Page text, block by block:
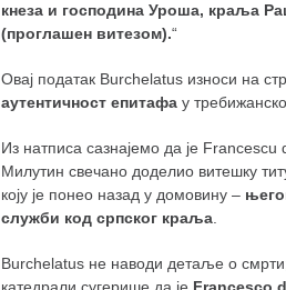
кнеза и господина Уроша, краља
(проглашен витезом).“
Овај податак Burchelatus износи на
аутентичност епитафа у
Из натписа сазнајемо да је
Милутин свечано доделио витешку
коју је понео назад у домовину –
служби код српског краља.
Burchelatus не наводи детаље о